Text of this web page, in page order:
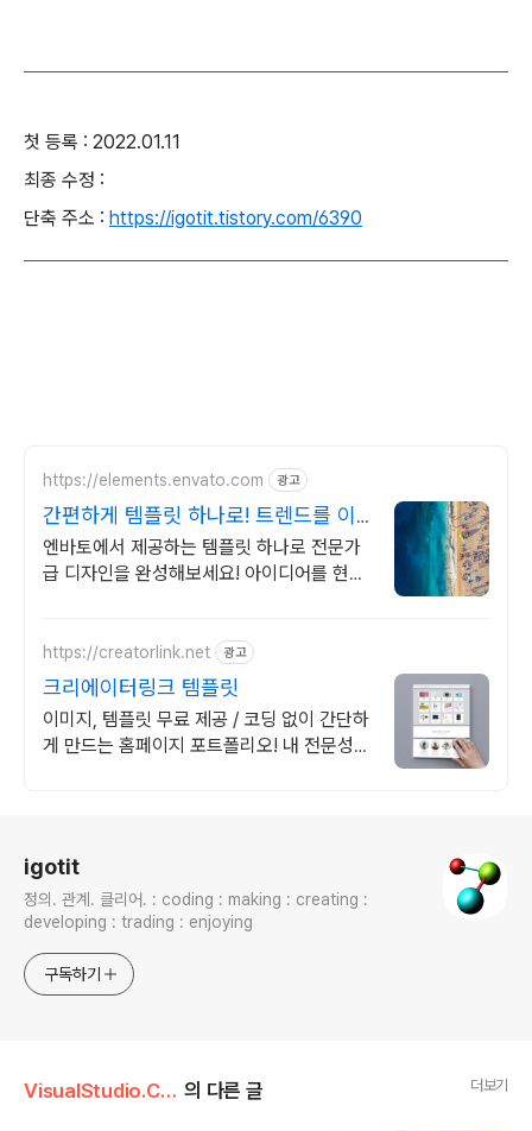
첫 등록 : 2022.01.11
최종 수정 :
단축 주소 : https://igotit.tistory.com/6390
https://elements.envato.com 광고
간편하게 템플릿 하나로! 트렌드를 이
끄는 인기 콘텐츠
엔바토에서 제공하는 템플릿 하나로 전문가
급 디자인을 완성해보세요! 아이디어를 현실
https://creatorlink.net 광고
크리에이터링크 템플릿
이미지, 템플릿 무료 제공 / 코딩 없이 간단하
게 만드는 홈페이지 포트폴리오! 내 전문성을
igotit
정의. 관계. 클리어. : coding : making : creating :
developing : trading : enjoying
구독하기
VisualStudio.C++.C# 의 다른 글 더보기